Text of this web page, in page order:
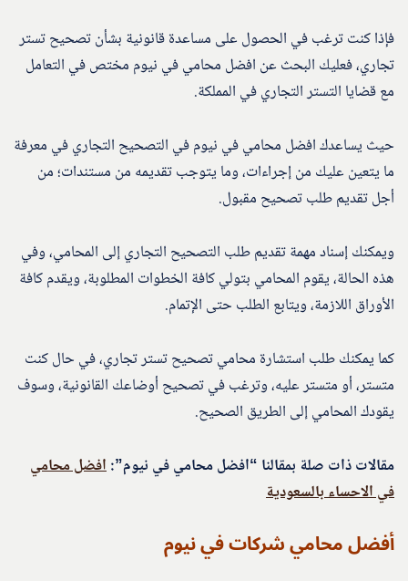
فإذا كنت ترغب في الحصول على مساعدة قانونية بشأن تصحيح تستر
تجاري، فعليك البحث عن افضل محامي في نيوم مختص في التعامل
مع قضايا التستر التجاري في المملكة.
حيث يساعدك افضل محامي في نيوم في التصحيح التجاري في معرفة
ما يتعين عليك من إجراءات، وما يتوجب تقديمه من مستندات؛ من
أجل تقديم طلب تصحيح مقبول.
ويمكنك إسناد مهمة تقديم طلب التصحيح التجاري إلى المحامي، وفي
هذه الحالة، يقوم المحامي بتولي كافة الخطوات المطلوبة، ويقدم كافة
الأوراق اللازمة، ويتابع الطلب حتى الإتمام.
كما يمكنك طلب استشارة محامي تصحيح تستر تجاري، في حال كنت
متستر، أو متستر عليه، وترغب في تصحيح أوضاعك القانونية، وسوف
يقودك المحامي إلى الطريق الصحيح.
مقالات ذات صلة بمقالنا “افضل محامي في نيوم”:افضل محامي
في الاحساء بالسعودية
أفضل محامي شركات في نيوم